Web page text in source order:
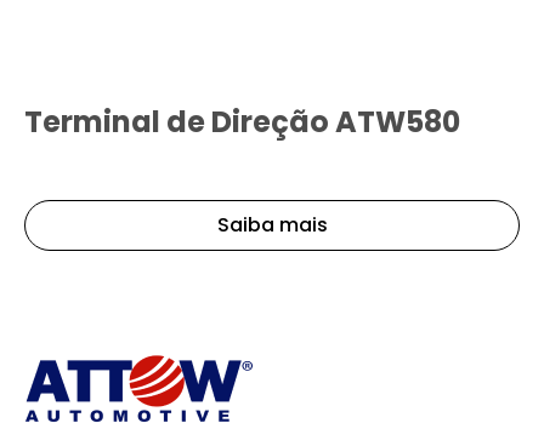
Terminal de Direção ATW580
Saiba mais